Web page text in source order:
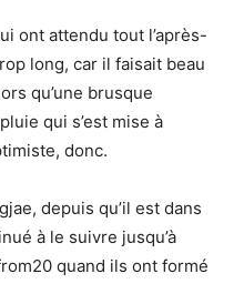
ont attendu tout l’après-
long, car il faisait beau
qu’une brusque
qui s’est mise à
donc.
depuis qu’il est dans
à le suivre jusqu’à
quand ils ont formé